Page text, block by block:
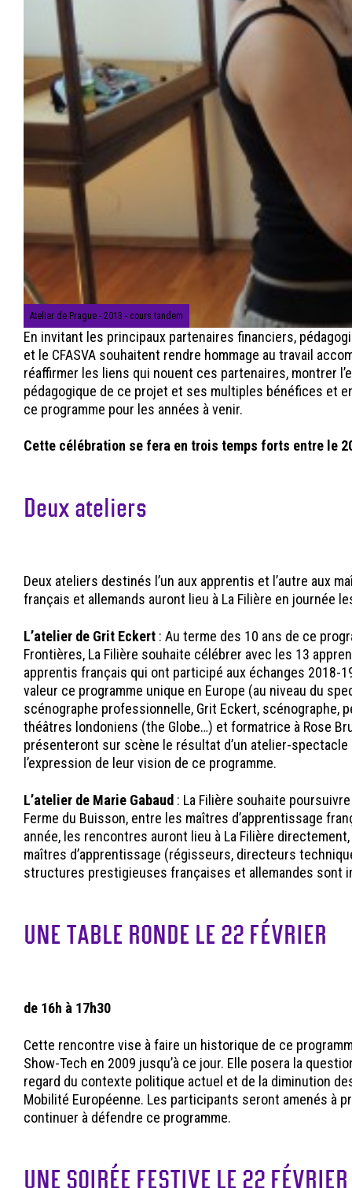
Atelier de Prague - 2013 - cours tandem
En invitant les principaux partenaires financiers,
et le CFASVA souhaitent rendre hommage au travail
réaffirmer les liens qui nouent ces partenaires, montrer
pédagogique de ce projet et ses multiples bénéfices et
ce programme pour les années à venir.
Cette célébration se fera en trois temps forts entre le
Deux ateliers
Deux ateliers destinés l’un aux apprentis et l’autre aux
français et allemands auront lieu à La Filière en journée
L’atelier de Grit Eckert : Au terme des 10 ans de ce
Frontières, La Filière souhaite célébrer avec les 13
apprentis français qui ont participé aux échanges 2018-
valeur ce programme unique en Europe (au niveau du
scénographe professionnelle, Grit Eckert, scénographe,
théâtres londoniens (the Globe…) et formatrice à Rose
présenteront sur scène le résultat d’un atelier-
l’expression de leur vision de ce programme.
L’atelier de Marie Gabaud : La Filière souhaite
Ferme du Buisson, entre les maîtres d’apprentissage
année, les rencontres auront lieu à La Filière
maîtres d’apprentissage (régisseurs, directeurs
structures prestigieuses françaises et allemandes sont
UNE TABLE RONDE LE 22 FÉVRIER
de 16h à 17h30
Cette rencontre vise à faire un historique de ce
Show-Tech en 2009 jusqu’à ce jour. Elle posera la
regard du contexte politique actuel et de la diminution
Mobilité Européenne. Les participants seront amenés à
continuer à défendre ce programme.
UNE SOIRÉE FESTIVE LE 22 FÉVRIER